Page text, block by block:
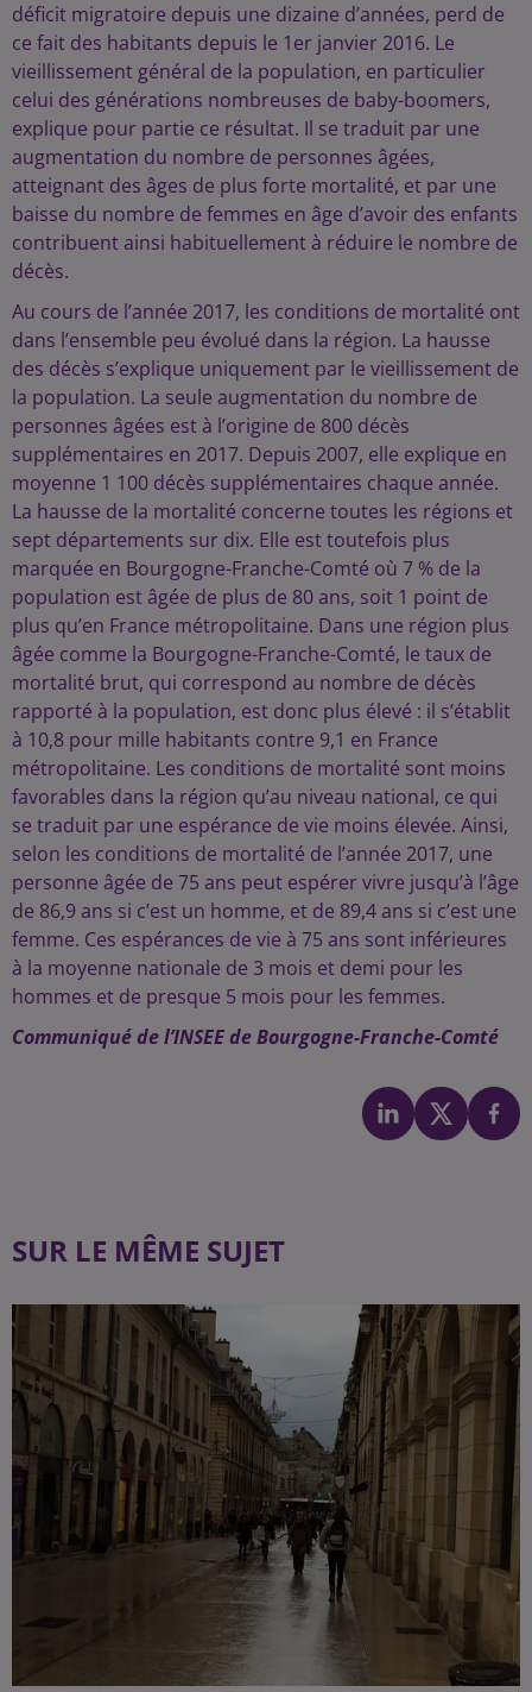
déficit migratoire depuis une dizaine d’années, perd de
ce fait des habitants depuis le 1er janvier 2016. Le
vieillissement général de la population, en particulier
celui des générations nombreuses de baby-boomers,
explique pour partie ce résultat. Il se traduit par une
augmentation du nombre de personnes âgées,
atteignant des âges de plus forte mortalité, et par une
baisse du nombre de femmes en âge d’avoir des enfants
contribuent ainsi habituellement à réduire le nombre de
décès.
Au cours de l’année 2017, les conditions de mortalité ont
dans l’ensemble peu évolué dans la région. La hausse
des décès s’explique uniquement par le vieillissement de
la population. La seule augmentation du nombre de
personnes âgées est à l’origine de 800 décès
supplémentaires en 2017. Depuis 2007, elle explique en
moyenne 1 100 décès supplémentaires chaque année.
La hausse de la mortalité concerne toutes les régions et
sept départements sur dix. Elle est toutefois plus
marquée en Bourgogne-Franche-Comté où 7 % de la
population est âgée de plus de 80 ans, soit 1 point de
plus qu’en France métropolitaine. Dans une région plus
âgée comme la Bourgogne-Franche-Comté, le taux de
mortalité brut, qui correspond au nombre de décès
rapporté à la population, est donc plus élevé : il s’établit
à 10,8 pour mille habitants contre 9,1 en France
métropolitaine. Les conditions de mortalité sont moins
favorables dans la région qu’au niveau national, ce qui
se traduit par une espérance de vie moins élevée. Ainsi,
selon les conditions de mortalité de l’année 2017, une
personne âgée de 75 ans peut espérer vivre jusqu’à l’âge
de 86,9 ans si c’est un homme, et de 89,4 ans si c’est une
femme. Ces espérances de vie à 75 ans sont inférieures
à la moyenne nationale de 3 mois et demi pour les
hommes et de presque 5 mois pour les femmes.
Communiqué de l’INSEE de Bourgogne-Franche-Comté
SUR LE MÊME SUJET